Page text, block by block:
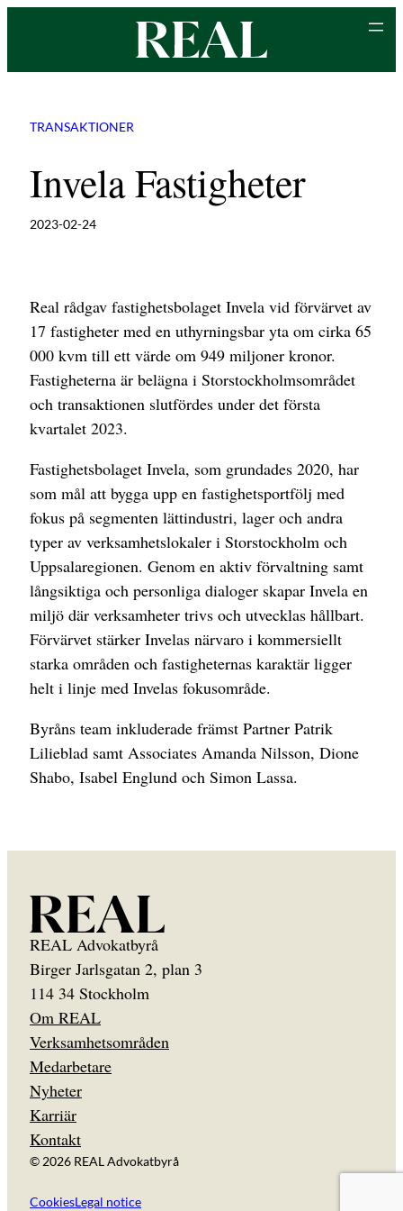
innehåll
TRANSAKTIONER
Invela Fastigheter
2023-02-24
Real rådgav fastighetsbolaget Invela vid förvärvet av
17 fastigheter med en uthyrningsbar yta om cirka 65
000 kvm till ett värde om 949 miljoner kronor.
Fastigheterna är belägna i Storstockholmsområdet
och transaktionen slutfördes under det första
kvartalet 2023.
Fastighetsbolaget Invela, som grundades 2020, har
som mål att bygga upp en fastighetsportfölj med
fokus på segmenten lättindustri, lager och andra
typer av verksamhetslokaler i Storstockholm och
Uppsalaregionen. Genom en aktiv förvaltning samt
långsiktiga och personliga dialoger skapar Invela en
miljö där verksamheter trivs och utvecklas hållbart.
Förvärvet stärker Invelas närvaro i kommersiellt
starka områden och fastigheternas karaktär ligger
helt i linje med Invelas fokusområde.
Byråns team inkluderade främst Partner Patrik
Lilieblad samt Associates Amanda Nilsson, Dione
Shabo, Isabel Englund och Simon Lassa.
REAL Advokatbyrå
Birger Jarlsgatan 2, plan 3
114 34 Stockholm
Om REAL
Verksamhetsområden
Medarbetare
Nyheter
Karriär
Kontakt
© 2026 REAL Advokatbyrå
CookiesLegal notice